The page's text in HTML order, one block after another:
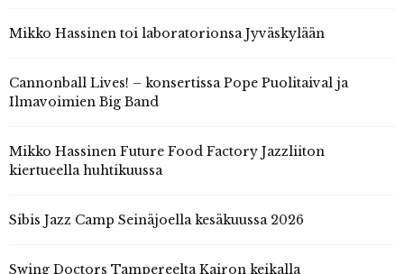
Mikko Hassinen toi laboratorionsa Jyväskylään
Cannonball Lives! – konsertissa Pope Puolitaival ja
Ilmavoimien Big Band
Mikko Hassinen Future Food Factory Jazzliiton
kiertueella huhtikuussa
Sibis Jazz Camp Seinäjoella kesäkuussa 2026
Swing Doctors Tampereelta Kairon keikalla